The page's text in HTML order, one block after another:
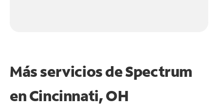
Más servicios de Spectrum
enCincinnati, OH